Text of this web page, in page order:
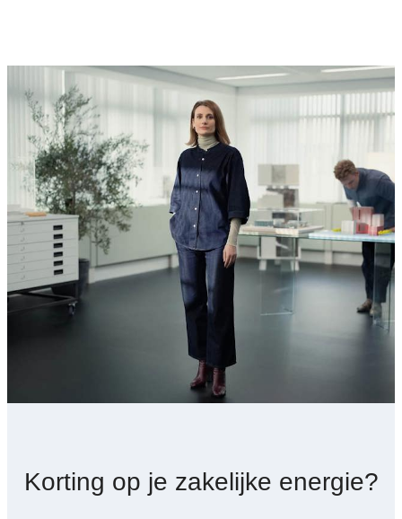
Korting op je zakelijke energie?